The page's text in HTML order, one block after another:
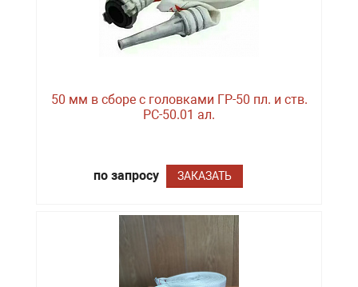
50 мм в сборе с головками ГР-50 пл. и ств.
РС-50.01 ал.
по запросу ЗАКАЗАТЬ